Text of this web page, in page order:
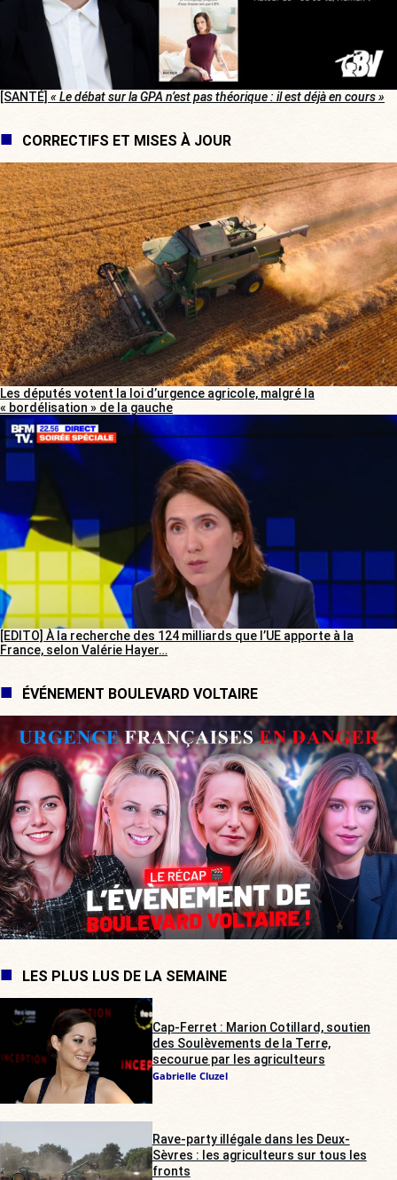
[SANTÉ] « Le débat sur la GPA n’est pas théorique : il est déjà en cours »
CORRECTIFS ET MISES À JOUR
Les députés votent la loi d’urgence agricole, malgré la
« bordélisation » de la gauche
[EDITO] À la recherche des 124 milliards que l’UE apporte à la
France, selon Valérie Hayer…
ÉVÉNEMENT BOULEVARD VOLTAIRE
LES PLUS LUS DE LA SEMAINE
Cap-Ferret : Marion Cotillard, soutien
des Soulèvements de la Terre,
secourue par les agriculteurs
Gabrielle Cluzel
Rave-party illégale dans les Deux-
Sèvres : les agriculteurs sur tous les
fronts